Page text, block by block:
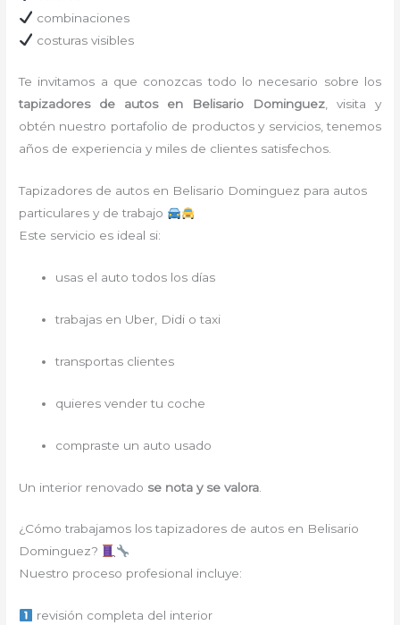
combinaciones
costuras visibles
Te invitamos a que conozcas todo lo necesario sobre los
tapizadores de autos en Belisario Dominguez, visita y
obtén nuestro portafolio de productos y servicios, tenemos
años de experiencia y miles de clientes satisfechos.
Tapizadores de autos en Belisario Dominguez para autos
particulares y de trabajo
Este servicio es ideal si:
usas el auto todos los días
trabajas en Uber, Didi o taxi
transportas clientes
quieres vender tu coche
compraste un auto usado
Un interior renovado se nota y se valora
¿Cómo trabajamos los tapizadores de autos en Belisario
Dominguez?
Nuestro proceso profesional incluye:
revisión completa del interior